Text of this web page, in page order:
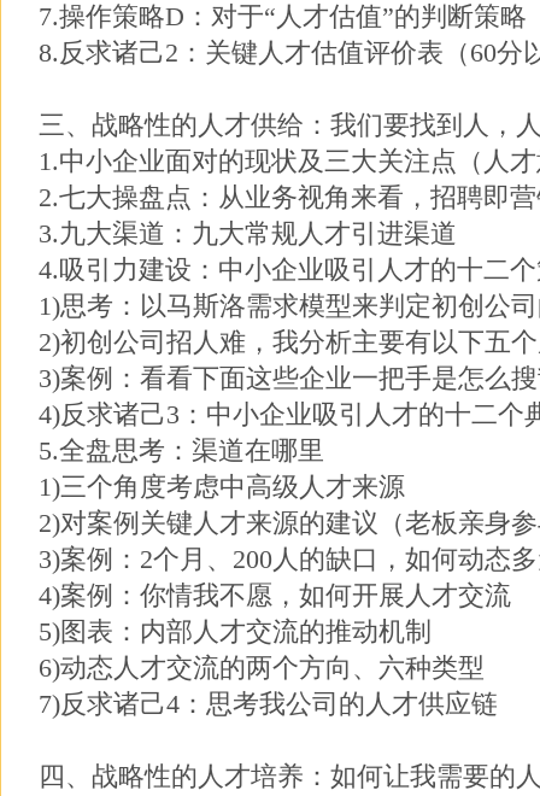
7.操作策略D：对于“人才估值”的判断策
8.反求诸己2：关键人才估值评价表（60分
三、战略性的人才供给：我们要找到人，
1.中小企业面对的现状及三大关注点（人
2.七大操盘点：从业务视角来看，招聘即
3.九大渠道：九大常规人才引进渠道
4.吸引力建设：中小企业吸引人才的十二
1)思考：以马斯洛需求模型来判定初创公
2)初创公司招人难，我分析主要有以下五
3)案例：看看下面这些企业一把手是怎么
4)反求诸己3：中小企业吸引人才的十二个
5.全盘思考：渠道在哪里
1)三个角度考虑中高级人才来源
2)对案例关键人才来源的建议（老板亲身
3)案例：2个月、200人的缺口，如何动态
4)案例：你情我不愿，如何开展人才交流
5)图表：内部人才交流的推动机制
6)动态人才交流的两个方向、六种类型
7)反求诸己4：思考我公司的人才供应链
四、战略性的人才培养：如何让我需要的